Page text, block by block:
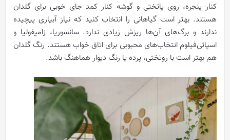
کنار پنجره، روی پاتختی و گوشه کنار کمد جای خوبی برای گلدان
هستند. بهتر است گیاهانی را انتخاب کنید که نیاز آبیاری پیچیده
ندارند و برگ‌های آن‌ها ریزش زیادی ندارد. سانسوریا، زامیفولیا و
اسپاتی‌فیلوم انتخاب‌های محبوبی برای اتاق خواب هستند. رنگ گلدان
هم بهتر است با روتختی، پرده یا رنگ دیوار هماهنگ باشد.